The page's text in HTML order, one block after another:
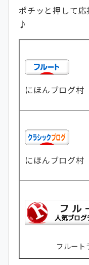
ポチッと押して
♪
にほんブログ村
にほんブログ村
フルート